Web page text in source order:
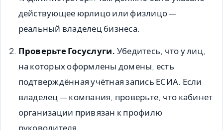
действующее юрлицо или физлицо —
реальный владелец бизнеса.
Проверьте Госуслуги. Убедитесь, что у лиц,
на которых оформлены домены, есть
подтверждённая учётная запись ЕСИА. Если
владелец — компания, проверьте, что кабинет
организации привязан к профилю
руководителя.